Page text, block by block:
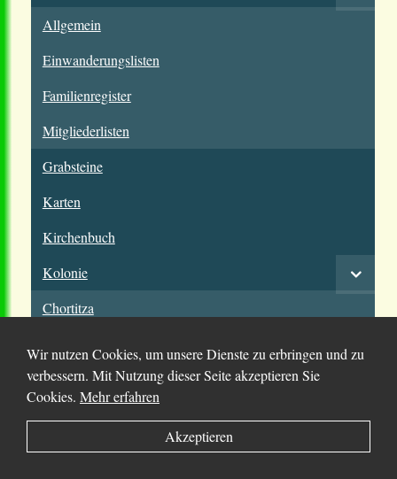
Allgemein
Einwanderungslisten
Familienregister
Mitgliederlisten
Grabsteine
Karten
Kirchenbuch
Kolonie
Chortitza
Mennoniten
Personen
Wir nutzen Cookies, um unsere Dienste zu erbringen und zu
verbessern. Mit Nutzung dieser Seite akzeptieren Sie
Cookies. Mehr erfahren
Akzeptieren